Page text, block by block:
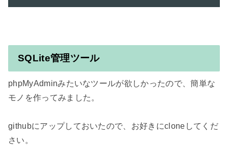
SQLite管理ツール
phpMyAdminみたいなツールが欲しかったので、簡単な
モノを作ってみました。
githubにアップしておいたので、お好きにcloneしてくだ
さい。